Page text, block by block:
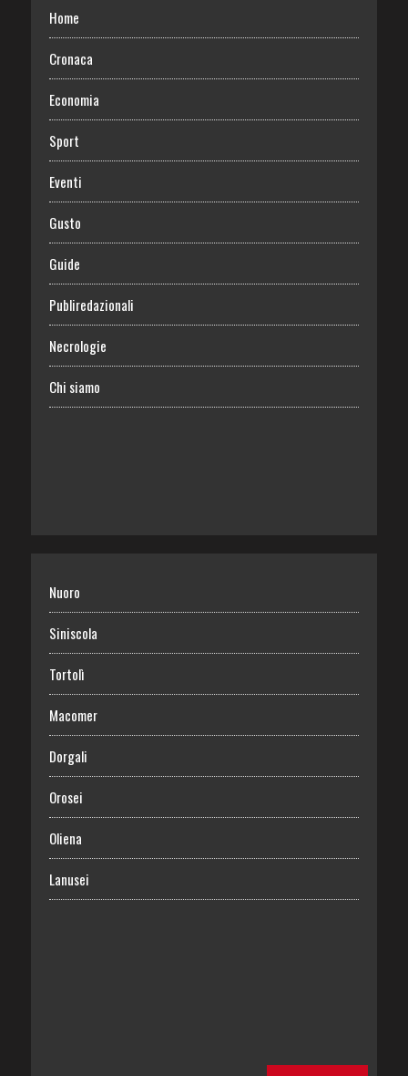
Home
Cronaca
Economia
Sport
Eventi
Gusto
Guide
Publiredazionali
Necrologie
Chi siamo
Nuoro
Siniscola
Tortolì
Macomer
Dorgali
Orosei
Oliena
Lanusei